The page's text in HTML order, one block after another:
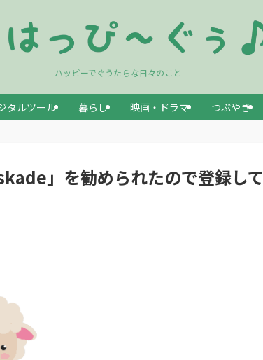
ハッピーでぐうたらな日々のこと
タルツール 暮らし 映画・ドラマ つぶやき
」を勧められたので登録して